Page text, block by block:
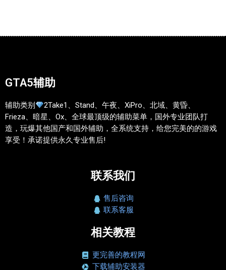
GTA5辅助
辅助类别
2Take1、Stand、午夜、XiPro、北域、黄昏、
Frieza、暗星、Ox、全球最顶级的辅助菜单，国外专业团队打
造，玩爆其他国产和国外辅助，全系统支持，给您完美的的游戏
享受！承诺提供永久专业售后!
联系我们
售后咨询
联系客服
相关教程
更完善的教程网
下载辅助安装器